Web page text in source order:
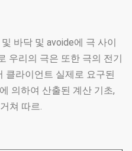
바닥 및 avoide에 극 사이
우리의 극은 또한 극의 전기
클라이언트 실제로 요구된
의하여 산출된 계산 기초,
쳐 따르.